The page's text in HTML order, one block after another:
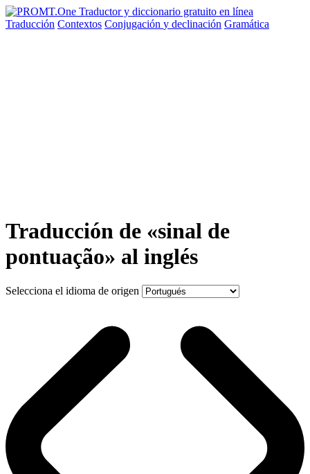
Traducción Contextos Conjugación y declinación Gramática
Traducción de «sinal de
pontuação» al inglés
Selecciona el idioma de origen